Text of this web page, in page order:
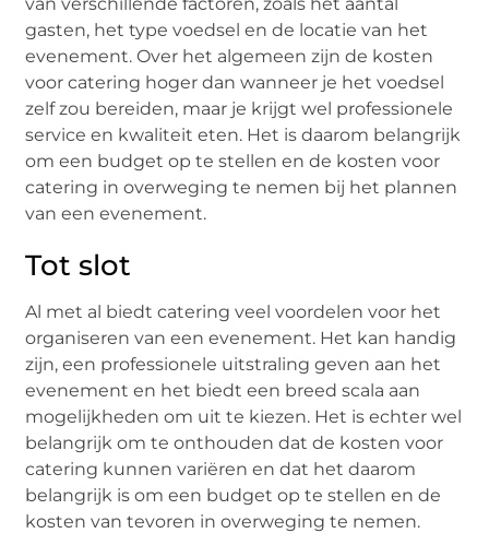
gasten, het type voedsel en de locatie van het
evenement. Over het algemeen zijn de kosten
voor catering hoger dan wanneer je het voedsel
zelf zou bereiden, maar je krijgt wel professionele
service en kwaliteit eten. Het is daarom belangrijk
om een budget op te stellen en de kosten voor
catering in overweging te nemen bij het plannen
van een evenement.
Tot slot
Al met al biedt catering veel voordelen voor het
organiseren van een evenement. Het kan handig
zijn, een professionele uitstraling geven aan het
evenement en het biedt een breed scala aan
mogelijkheden om uit te kiezen. Het is echter wel
belangrijk om te onthouden dat de kosten voor
catering kunnen variëren en dat het daarom
belangrijk is om een budget op te stellen en de
kosten van tevoren in overweging te nemen.